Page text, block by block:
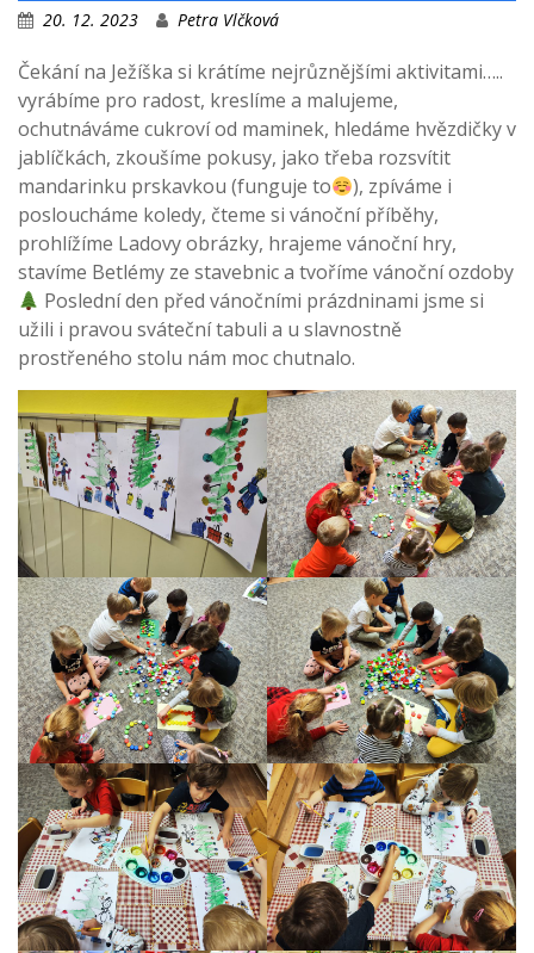
20. 12. 2023 Petra Vlčková
Čekání na Ježíška si krátíme nejrůznějšími aktivitami…..
vyrábíme pro radost, kreslíme a malujeme,
ochutnáváme cukroví od maminek, hledáme hvězdičky v
jablíčkách, zkoušíme pokusy, jako třeba rozsvítit
mandarinku prskavkou (funguje to
), zpíváme i
posloucháme koledy, čteme si vánoční příběhy,
prohlížíme Ladovy obrázky, hrajeme vánoční hry,
stavíme Betlémy ze stavebnic a tvoříme vánoční ozdoby
Poslední den před vánočními prázdninami jsme si
užili i pravou sváteční tabuli a u slavnostně
prostřeného stolu nám moc chutnalo.